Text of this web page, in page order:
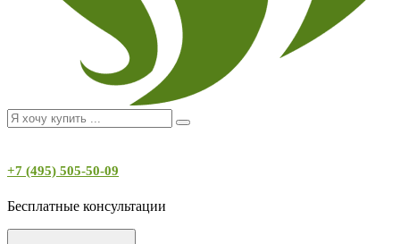
+7 (495) 505-50-09
Бесплатные консультации